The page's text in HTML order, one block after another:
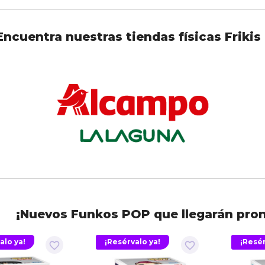
nuestras tiendas físicas Frikis
¡Nuevos Funkos POP que llegarán
favorite_border
ya! favorite_border
¡Resérvalo ya!